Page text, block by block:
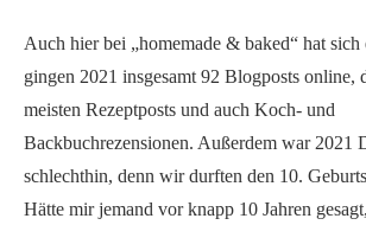
Auch hier bei „homemade & baked“ hat sich
gingen 2021 insgesamt 92 Blogposts online,
meisten Rezeptposts und auch Koch- und
Backbuchrezensionen. Außerdem war 2021
schlechthin, denn wir durften den 10.
Hätte mir jemand vor knapp 10 Jahren